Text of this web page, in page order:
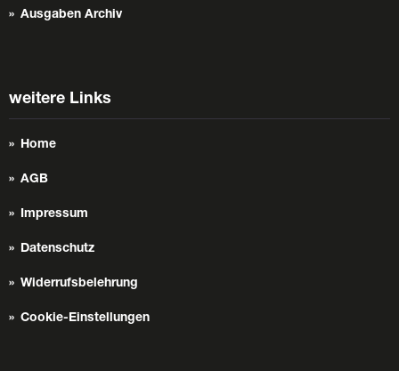
Ausgaben Archiv
weitere Links
Home
AGB
Impressum
Datenschutz
Widerrufsbelehrung
Cookie-Einstellungen